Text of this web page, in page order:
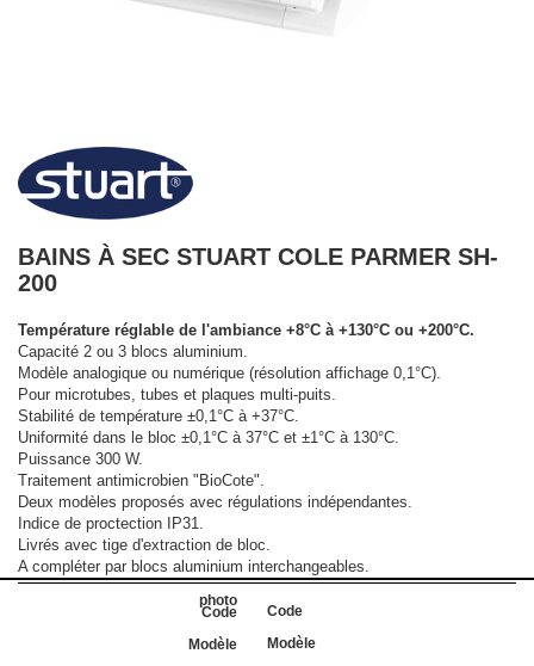
BAINS À SEC STUART COLE PARMER SH-
200
Température réglable de l'ambiance +8°C à +130°C ou +200°C.
Capacité 2 ou 3 blocs aluminium.
Modèle analogique ou numérique (résolution affichage 0,1°C).
Pour microtubes, tubes et plaques multi-puits.
Stabilité de température ±0,1°C à +37°C.
Uniformité dans le bloc ±0,1°C à 37°C et ±1°C à 130°C.
Puissance 300 W.
Traitement antimicrobien "BioCote".
Deux modèles proposés avec régulations indépendantes.
Indice de proctection IP31.
Livrés avec tige d'extraction de bloc.
A compléter par blocs aluminium interchangeables.
Code
Modèle